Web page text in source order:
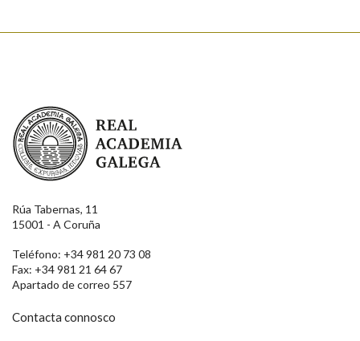
Real Academia Galega
Rúa Tabernas, 11
15001 - A Coruña
Teléfono: +34 981 20 73 08
Fax: +34 981 21 64 67
Apartado de correo 557
Contacta connosco